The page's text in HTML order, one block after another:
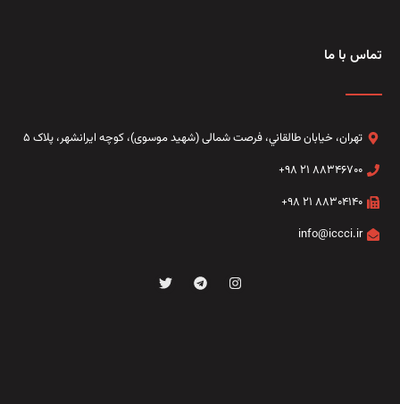
تماس با ما
تهران، خيابان طالقاني،‌ فرصت شمالی (شهید موسوی)، کوچه ایرانشهر، پلاک ۵
۸۸۳۴۶۷۰۰ ۲۱ ۹۸+
۸۸۳۰۴۱۴۰ ۲۱ ۹۸+
info@iccci.ir